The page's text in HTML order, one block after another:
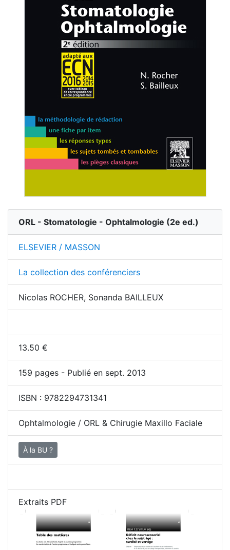
ORL - Stomatologie - Ophtalmologie (2e ed.)
ELSEVIER / MASSON
La collection des conférenciers
Nicolas ROCHER, Sonanda BAILLEUX
13.50 €
159 pages - Publié en sept. 2013
ISBN : 9782294731341
Ophtalmologie / ORL & Chirugie Maxillo Faciale
À la BU ?
Extraits PDF